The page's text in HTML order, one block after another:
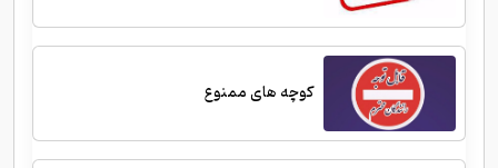
کوچه های ممنوع